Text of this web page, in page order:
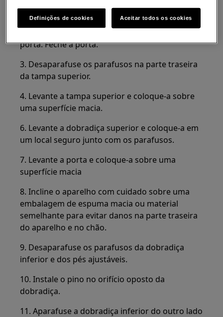
1. Certifique-se de que o aparelho está em pé.
porta. Feche a porta.
3. Desaparafuse os parafusos na parte traseira
da tampa superior.
4. Levante a tampa superior e coloque-a sobre
uma superfície macia.
6. Levante a dobradiça superior e coloque-a em
um local seguro junto com os parafusos.
7. Levante a porta e coloque-a sobre uma
superfície macia
8. Incline o aparelho com cuidado sobre uma
embalagem de espuma macia ou material
semelhante para evitar danos na parte traseira
do aparelho e no chão.
9. Desaparafuse os parafusos da dobradiça
inferior e dos pés ajustáveis.
10. Instale o pino no orifício oposto da
dobradiça.
11. Aparafuse a dobradiça inferior do outro lado
Definições de cookies Aceitar todos os cookies